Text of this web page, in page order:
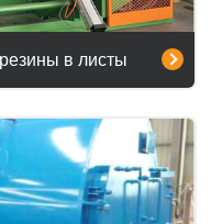
в листы